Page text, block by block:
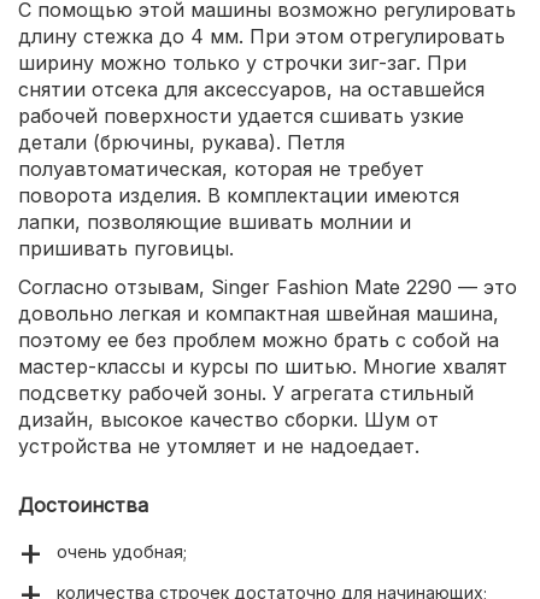
С помощью этой машины возможно регулировать
длину стежка до 4 мм. При этом отрегулировать
ширину можно только у строчки зиг-заг. При
снятии отсека для аксессуаров, на оставшейся
рабочей поверхности удается сшивать узкие
детали (брючины, рукава). Петля
полуавтоматическая, которая не требует
поворота изделия. В комплектации имеются
лапки, позволяющие вшивать молнии и
пришивать пуговицы.
Согласно отзывам, Singer Fashion Mate 2290 — это
довольно легкая и компактная швейная машина,
поэтому ее без проблем можно брать с собой на
мастер-классы и курсы по шитью. Многие хвалят
подсветку рабочей зоны. У агрегата стильный
дизайн, высокое качество сборки. Шум от
устройства не утомляет и не надоедает.
Достоинства
очень удобная;
количества строчек достаточно для начинающих;